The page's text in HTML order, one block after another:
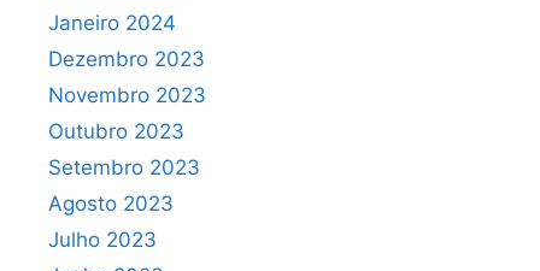
Janeiro 2024
Dezembro 2023
Novembro 2023
Outubro 2023
Setembro 2023
Agosto 2023
Julho 2023